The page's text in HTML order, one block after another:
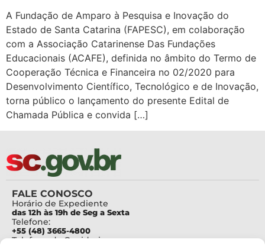
A Fundação de Amparo à Pesquisa e Inovação do
Estado de Santa Catarina (FAPESC), em colaboração
com a Associação Catarinense Das Fundações
Educacionais (ACAFE), definida no âmbito do Termo de
Cooperação Técnica e Financeira no 02/2020 para
Desenvolvimento Científico, Tecnológico e de Inovação,
torna público o lançamento do presente Edital de
Chamada Pública e convida […]
FALE CONOSCO
Horário de Expediente
das 12h às 19h de Seg a Sexta
Telefone:
+55 (48) 3665-4800
Telefone da Ouvidoria